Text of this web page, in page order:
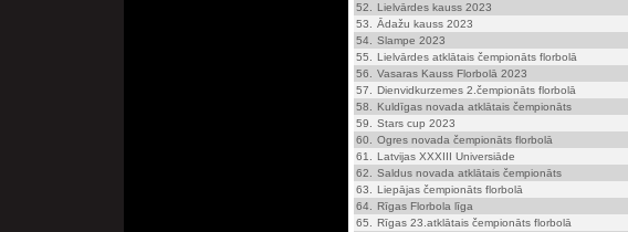
52.
Lielvārdes kauss 2023
53.
Ādažu kauss 2023
54.
Slampe 2023
55.
Lielvārdes atklātais čempionāts florbolā
56.
Vasaras Kauss Florbolā 2023
57.
Dienvidkurzemes 2.čempionāts florbolā
58.
Kuldīgas novada atklātais čempionāts
59.
Stars cup 2023
60.
Ogres novada čempionāts florbolā
61.
Latvijas XXXIII Universiāde
62.
Saldus novada atklātais čempionāts
63.
Liepājas čempionāts florbolā
64.
Rīgas Florbola līga
65.
Rīgas 23.atklātais čempionāts florbolā